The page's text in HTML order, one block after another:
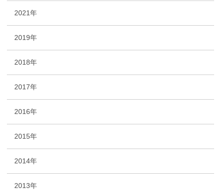
2021年
2019年
2018年
2017年
2016年
2015年
2014年
2013年